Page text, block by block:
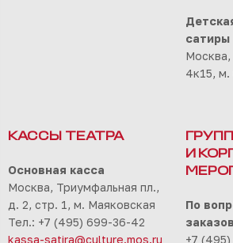
сатиры
Москва,
4к15, м.
КАССЫ ТЕАТРА
Основная касса
Москва, Триумфальная пл.,
д. 2, стр. 1, м. Маяковская
Тел.: +7 (495) 699-36-42
kassa-satira@culture.mos.ru
И
По
заказов
+7